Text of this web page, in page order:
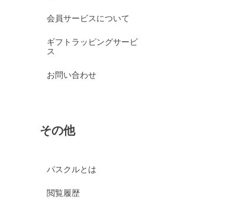
会員サービスについて
ギフトラッピングサービ
ス
お問い合わせ
その他
パスクルとは
閲覧履歴